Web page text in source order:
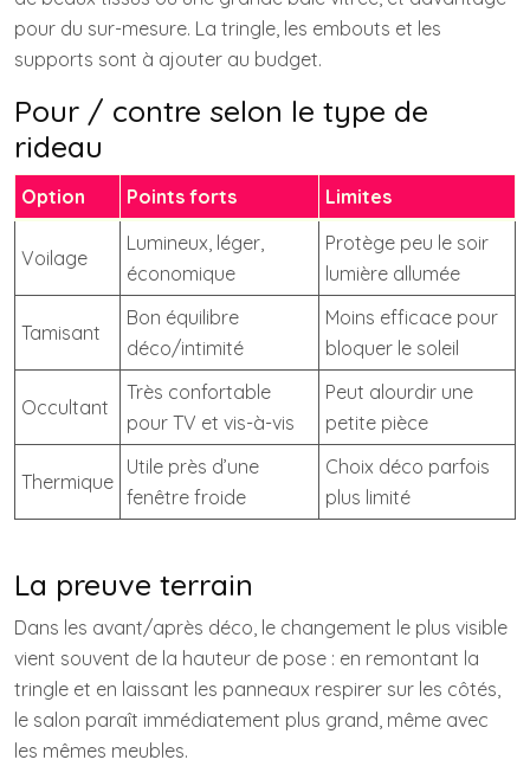
pour du sur-mesure. La tringle, les embouts et les
supports sont à ajouter au budget.
Pour / contre selon le type de
rideau
Option Points forts Limites
Voilage
Lumineux, léger,
économique
Protège peu le soir
lumière allumée
Tamisant
Bon équilibre
déco/intimité
Moins efficace pour
bloquer le soleil
Occultant
Très confortable
pour TV et vis-à-vis
Peut alourdir une
petite pièce
Thermique
Utile près d’une
fenêtre froide
Choix déco parfois
plus limité
La preuve terrain
Dans les avant/après déco, le changement le plus visible
vient souvent de la hauteur de pose : en remontant la
tringle et en laissant les panneaux respirer sur les côtés,
le salon paraît immédiatement plus grand, même avec
les mêmes meubles.